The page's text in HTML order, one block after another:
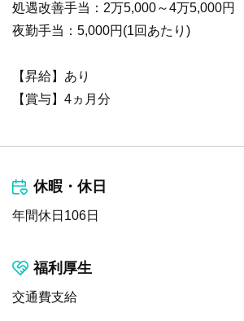
処遇改善手当：2万5,000～4万5,000円
夜勤手当：5,000円(1回あたり)
【昇給】あり
【賞与】4ヵ月分
休暇・休日
年間休日106日
福利厚生
交通費支給